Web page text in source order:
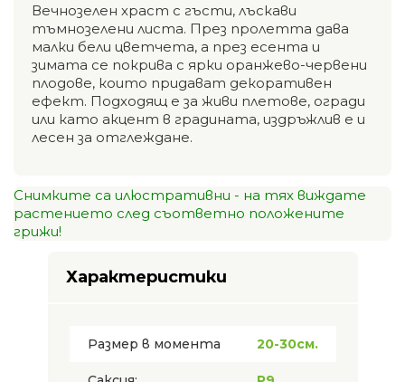
Вечнозелен храст с гъсти, лъскави
тъмнозелени листа. През пролетта дава
малки бели цветчета, а през есента и
зимата се покрива с ярки оранжево-червени
плодове, които придават декоративен
ефект. Подходящ е за живи плетове, огради
или като акцент в градината, издръжлив е и
лесен за отглеждане.
Снимките са илюстративни - на тях виждате
растението след съответно положените
грижи!
Характеристики
Размер в момента 20-30см.